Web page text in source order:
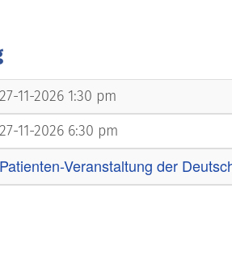
27-11-2026 1:30 pm
27-11-2026 6:30 pm
Patienten-Veranstaltung der